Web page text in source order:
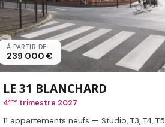
À PARTIR DE
239 000 €
LE 31 BLANCHARD
4ème trimestre 2027
11 appartements neufs — Studio, T3, T4, T5